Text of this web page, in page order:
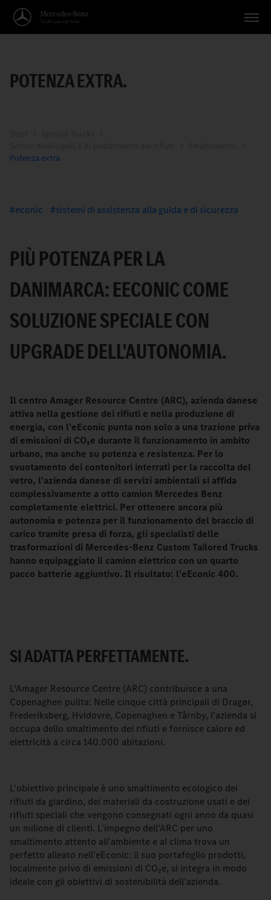
Applicazioni
Ricerca
POTENZA EXTRA.
Potenza extra.
econic sistemi di assistenza alla guida e di sicurezza
PIÙ POTENZA PER LA
DANIMARCA: EECONIC COME
SOLUZIONE SPECIALE CON
UPGRADE DELL'AUTONOMIA.
Il centro Amager Resource Centre (ARC), azienda danese
attiva nella gestione dei rifiuti e nella produzione di
energia, con l’eEconic punta non solo a una trazione priva
di emissioni di CO₂e durante il funzionamento in ambito
urbano, ma anche su potenza e resistenza. Per lo
svuotamento dei contenitori interrati per la raccolta del
vetro, l’azienda danese di servizi ambientali si affida
complessivamente a otto camion Mercedes Benz
completamente elettrici. Per ottenere ancora più
autonomia e potenza per il funzionamento del braccio di
carico tramite presa di forza, gli specialisti delle
trasformazioni di Mercedes-Benz Custom Tailored Trucks
hanno equipaggiato il camion elettrico con un quarto
pacco batterie aggiuntivo. Il risultato: l'eEconic 400.
SI ADATTA PERFETTAMENTE.
L'Amager Resource Centre (ARC) contribuisce a una
Copenaghen pulita: Nelle cinque città principali di Dragør,
Frederiksberg, Hvidovre, Copenaghen e Tårnby, l'azienda si
occupa dello smaltimento dei rifiuti e fornisce calore ed
elettricità a circa 140.000 abitazioni.
L'obiettivo principale è uno smaltimento ecologico dei
rifiuti da giardino, dei materiali da costruzione usati e dei
rifiuti speciali che vengono consegnati ogni anno da quasi
un milione di clienti. L’impegno dell’ARC per uno
smaltimento attento all'ambiente e al clima trova un
perfetto alleato nell'eEconic: il suo portafoglio prodotti,
localmente privo di emissioni di CO₂e, si integra in modo
ideale con gli obiettivi di sostenibilità dell’azienda.